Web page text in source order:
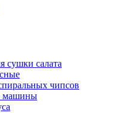
сушки салата
чипсов
машины